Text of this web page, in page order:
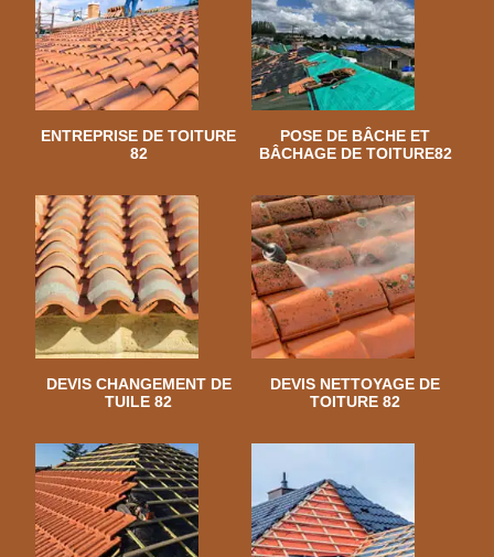
ENTREPRISE DE TOITURE
82
POSE DE BÂCHE ET
BÂCHAGE DE TOITURE82
DEVIS CHANGEMENT DE
TUILE 82
DEVIS NETTOYAGE DE
TOITURE 82